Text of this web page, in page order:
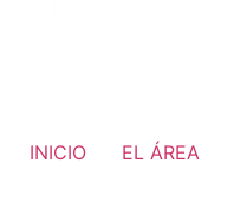
INICIO EL ÁREA